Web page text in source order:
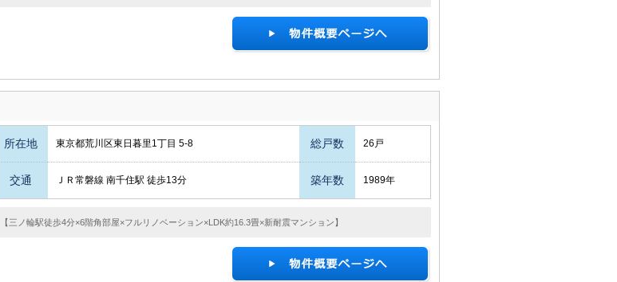
所在地 東京都荒川区東日暮里1丁目 5-8 総戸数 26戸
交通 ＪＲ常磐線 南千住駅 徒歩13分 築年数 1989年
【三ノ輪駅徒歩4分×6階角部屋×フルリノベーション×LDK約16.3畳×新耐震マンション】